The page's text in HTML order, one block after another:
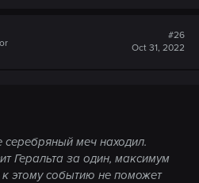
#26
Oct 31, 2022
серебряный меч находил.
Геральта за один, максимум
этому событию не поможет